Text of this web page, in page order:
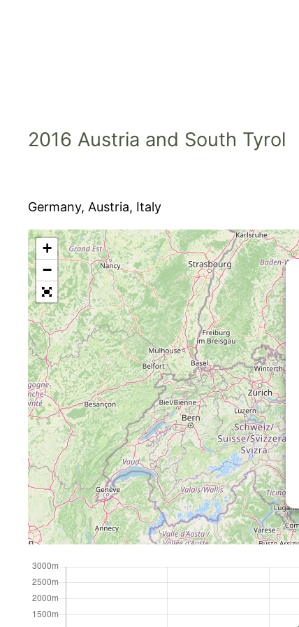
2016 Austria and South Tyrol
Germany, Austria, Italy
+
−